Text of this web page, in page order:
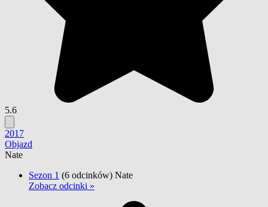
5.6
2017
Objazd
Nate
Sezon 1 (6 odcinków) Nate
Zobacz odcinki »